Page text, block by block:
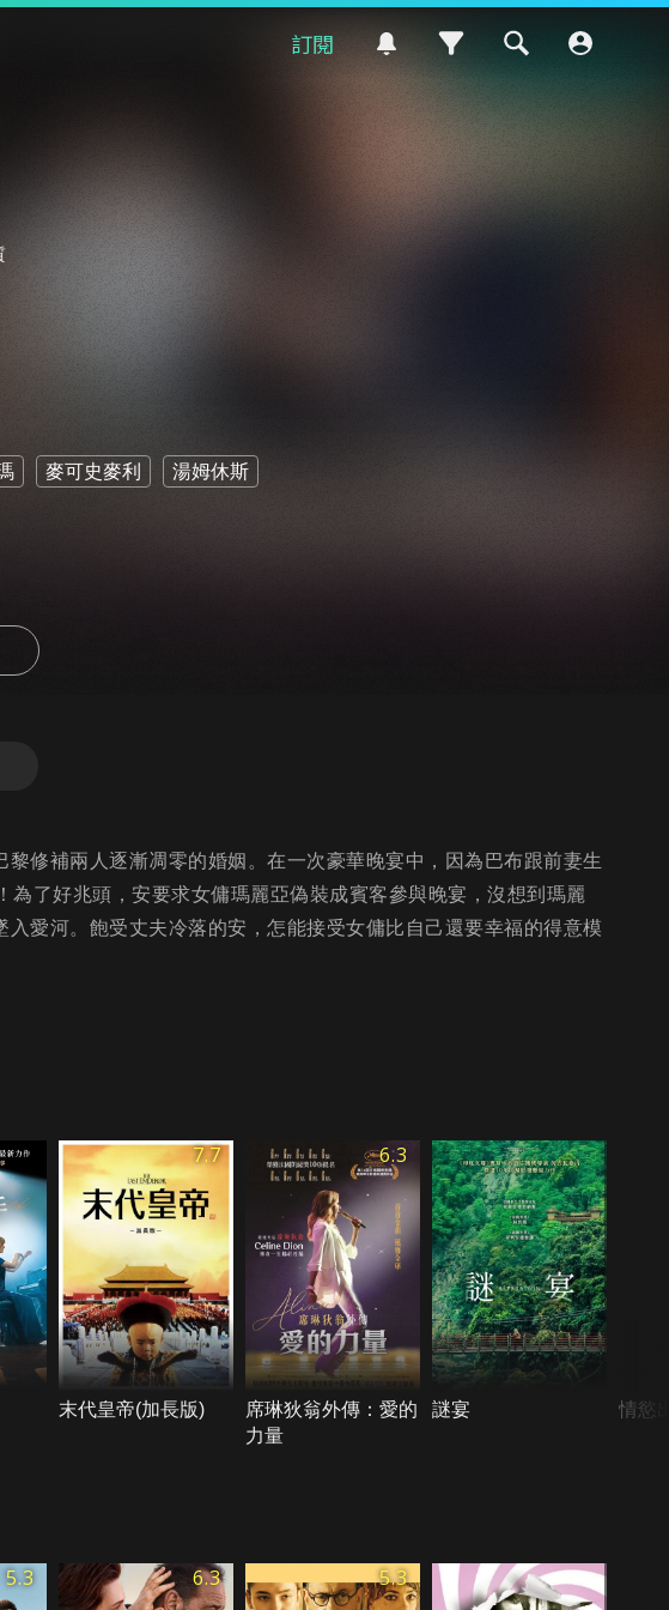
訂閱
麥可史麥利 湯姆休斯
修補兩人逐漸凋零的婚姻。在一次豪華晚宴中，因為巴布跟前妻生
為了好兆頭，安要求女傭瑪麗亞偽裝成賓客參與晚宴，沒想到瑪麗
愛河。飽受丈夫冷落的安，怎能接受女傭比自己還要幸福的得意模
7.7
末代皇帝(加長版)
6.3
席琳狄翁外傳：愛的
力量
謎宴 情慾
5.3 6.3 5.3